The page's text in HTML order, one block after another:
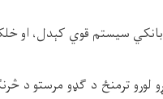
بانکي سیستم قوي کېدل، او
لورو ترمنځ د ګډو مرستو د